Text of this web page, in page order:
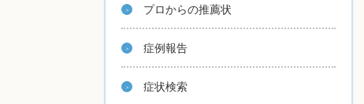
プロからの推薦状
症例報告
症状検索